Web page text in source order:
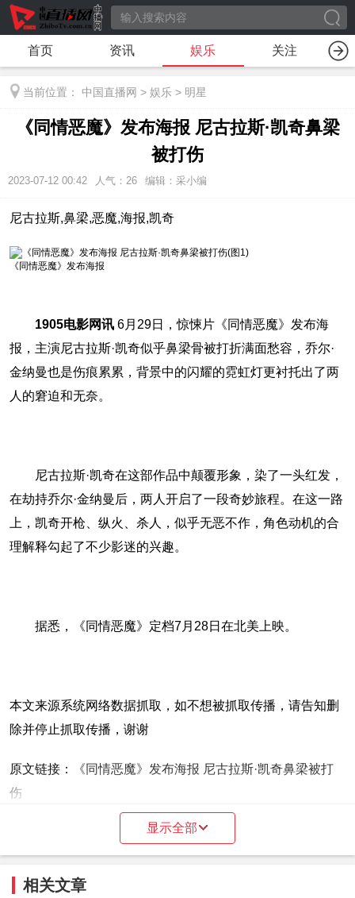
首页 资讯 娱乐 关注
当前位置： 中国直播网 > 娱乐 > 明星
《同情恶魔》发布海报 尼古拉斯·凯奇鼻梁
被打伤
2023-07-12 00:42 人气： 26 编辑：采小编
尼古拉斯,鼻梁,恶魔,海报,凯奇
《同情恶魔》发布海报
1905电影网讯 6月29日，惊悚片《同情恶魔》发布海
报，主演尼古拉斯·凯奇似乎鼻梁骨被打折满面愁容，乔尔·
金纳曼也是伤痕累累，背景中的闪耀的霓虹灯更衬托出了两
人的窘迫和无奈。
尼古拉斯·凯奇在这部作品中颠覆形象，染了一头红发，
在劫持乔尔·金纳曼后，两人开启了一段奇妙旅程。在这一路
上，凯奇开枪、纵火、杀人，似乎无恶不作，角色动机的合
理解释勾起了不少影迷的兴趣。
据悉，《同情恶魔》定档7月28日在北美上映。
本文来源系统网络数据抓取，如不想被抓取传播，请告知删
除并停止抓取传播，谢谢
原文链接：
《同情恶魔》发布海报 尼古拉斯·凯奇鼻梁被打
伤
显示全部
相关文章